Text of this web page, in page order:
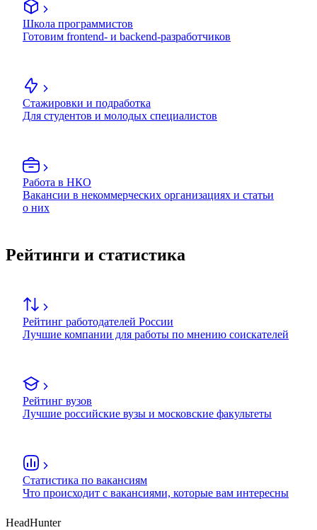
Школа программистов
Готовим frontend- и backend-разработчиков
Стажировки и подработка
Для студентов и молодых специалистов
Работа в НКО
Вакансии в некоммерческих организациях и статьи
о них
Рейтинги и статистика
Рейтинг работодателей России
Лучшие компании для работы по мнению соискателей
Рейтинг вузов
Лучшие российские вузы и московские факультеты
Статистика по вакансиям
Что происходит с вакансиями, которые вам интересны
HeadHunter